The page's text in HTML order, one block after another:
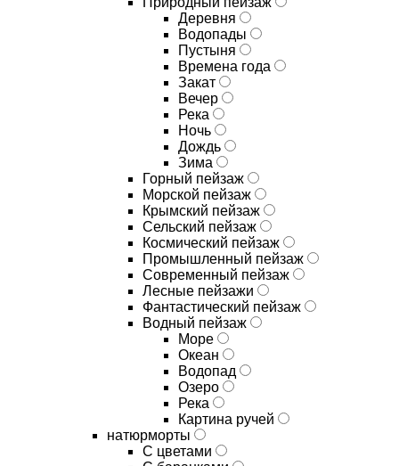
Деревня
Водопады
Пустыня
Времена года
Закат
Вечер
Река
Ночь
Дождь
Зима
Горный пейзаж
Морской пейзаж
Крымский пейзаж
Сельский пейзаж
Космический пейзаж
Промышленный пейзаж
Современный пейзаж
Лесные пейзажи
Фантастический пейзаж
Водный пейзаж
Море
Океан
Водопад
Озеро
Река
Картина ручей
натюрморты
С цветами